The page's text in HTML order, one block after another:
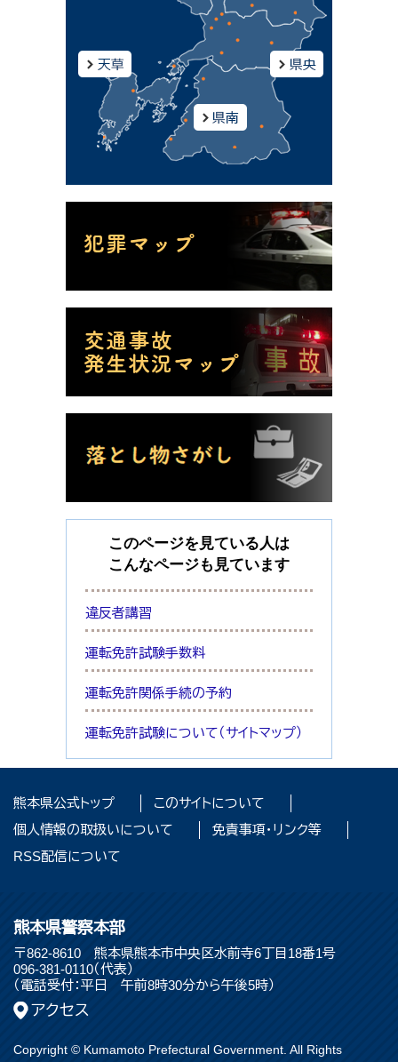
このページを見ている人は
こんなページも見ています
違反者講習
運転免許試験手数料
運転免許関係手続の予約
運転免許試験について（サイトマップ）
熊本県公式トップ
このサイトについて
個人情報の取扱いについて
免責事項・リンク等
RSS配信について
熊本県警察本部
〒862-8610 熊本県熊本市中央区水前寺6丁目18番1号
096-381-0110（代表）
（電話受付：平日 午前8時30分から午後5時）
アクセス
Copyright © Kumamoto Prefectural Government. All Rights